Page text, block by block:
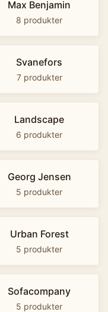
Max Benjamin
8 produkter
Svanefors
7 produkter
Landscape
6 produkter
Georg Jensen
5 produkter
Urban Forest
5 produkter
Sofacompany
5 produkter